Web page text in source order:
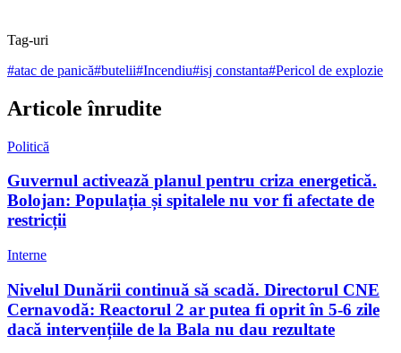
Tag-uri
#atac de panică#butelii#Incendiu#isj constanta#Pericol de explozie
Articole înrudite
Politică
Guvernul activează planul pentru criza energetică.
Bolojan: Populația și spitalele nu vor fi afectate de
restricții
Interne
Nivelul Dunării continuă să scadă. Directorul CNE
Cernavodă: Reactorul 2 ar putea fi oprit în 5-6 zile
dacă intervențiile de la Bala nu dau rezultate